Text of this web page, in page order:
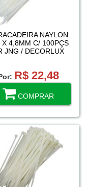
NAYLON
X 4,8MM C/ 100PÇS
JNG / DECORLUX
R$ 22,48
COMPRAR